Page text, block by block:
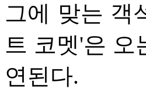
그에 맞는 객
트 코멧'은 오
연된다.